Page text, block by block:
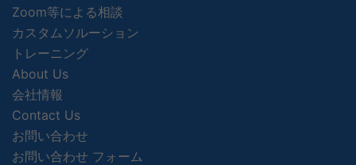
Zoom等による相談
カスタムソルーション
トレーニング
About Us
会社情報
Contact Us
お問い合わせ
お問い合わせ フォーム